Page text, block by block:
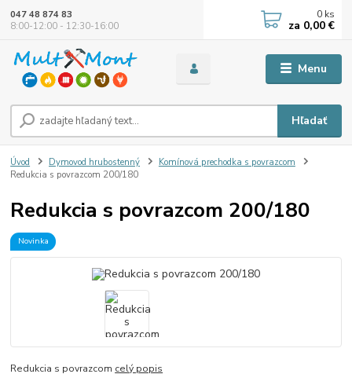
Menu
Hľadať
047 48 874 83
8:00-12:00 - 12:30-16:00
0 ks
za 0,00 €
Úvod Dymovod hrubostenný
Komínová prechodka s povrazcom
Redukcia s povrazcom 200/180
Redukcia s povrazcom 200/180
Novinka
Redukcia s povrazcom celý popis